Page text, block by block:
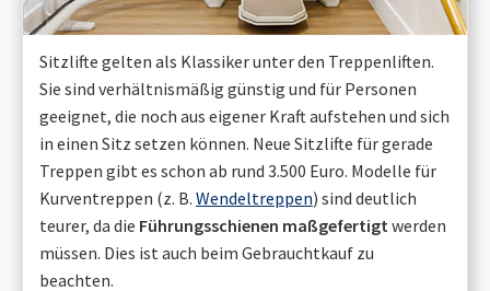
Sitzlifte gelten als Klassiker unter den Treppenliften.
Sie sind verhältnismäßig günstig und für Personen
geeignet, die noch aus eigener Kraft aufstehen und sich
in einen Sitz setzen können. Neue Sitzlifte für gerade
Treppen gibt es schon ab rund 3.500 Euro. Modelle für
Kurventreppen (z. B. Wendeltreppen) sind deutlich
teurer, da die Führungsschienen maßgefertigt werden
müssen. Dies ist auch beim Gebrauchtkauf zu
beachten.